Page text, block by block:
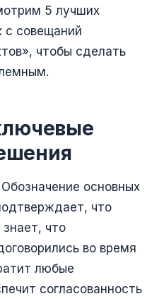
5 лучших
с совещаний
чтобы сделать
Обозначение основных
что
что
во время
любые
согласованность